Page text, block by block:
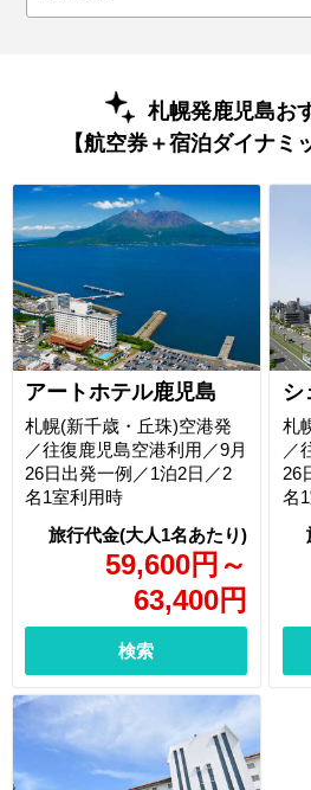
札幌発鹿児島お
【航空券＋宿泊ダイナミ
アートホテル鹿児島
59,600円 ～
63,400円
札幌(新千歳・丘珠)空港発
／往復鹿児島空港利用／9月
26日出発一例／1泊2日／2
名1室利用時
検索
シ
札
／
26
名